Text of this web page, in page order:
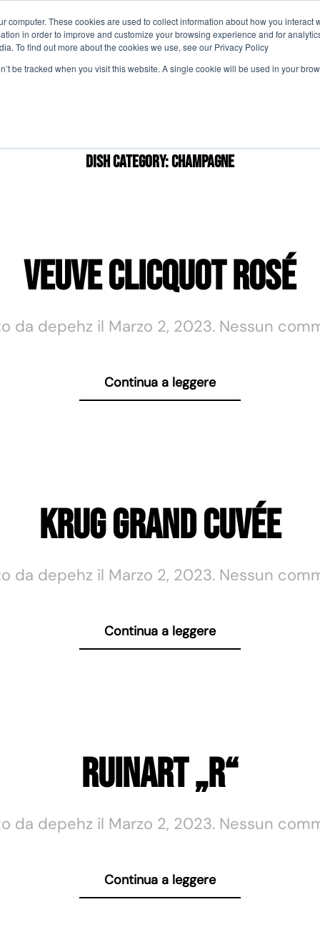
computer. These cookies are used to collect information about how you interact
in order to improve and customize your browsing experience and for
To find out more about the cookies we use, see our Privacy Policy
be tracked when you visit this website. A single cookie will be used in your
Perché PartecipareAgenda
Dish Category:Champagne
Veuve Clicquot Rosé
da depehz il Marzo 2, 2023. Nessun
Continua a leggere
Krug Grand Cuvée
da depehz il Marzo 2, 2023. Nessun
Continua a leggere
Ruinart „R“
da depehz il Marzo 2, 2023. Nessun
Continua a leggere